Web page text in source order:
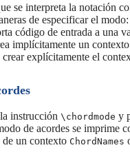
se interpreta la notación
de especificar el
código de entrada a una
implícitamente un
crear explícitamente el
instrucción \chordmode y
de acordes se imprime
de un contexto ChordNames